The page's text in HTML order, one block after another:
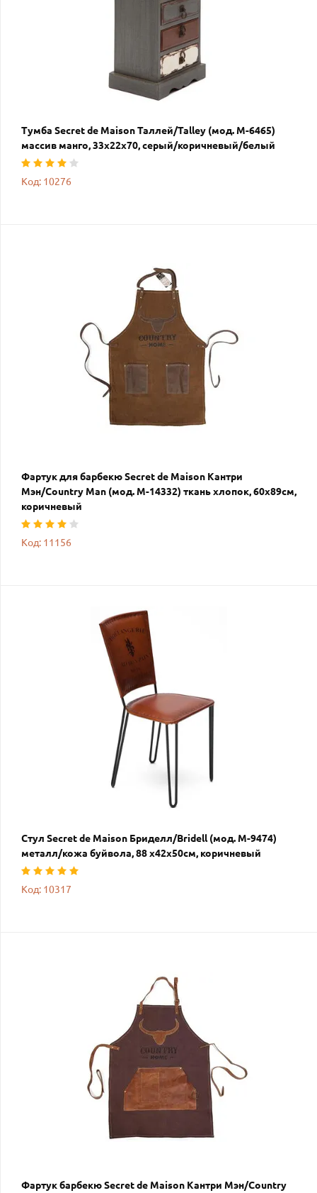
Тумба Secret de Maison Таллей/Talley (мод. M-6465)
массив манго, 33х22х70, серый/коричневый/белый
Код: 10276
Фартук для барбекю Secret de Maison Кантри
Мэн/Country Man (мод. M-14332) ткань хлопок, 60х89см,
коричневый
Код: 11156
Стул Secret de Maison Бриделл/Bridell (мод. M-9474)
металл/кожа буйвола, 88 х42х50см, коричневый
Код: 10317
Фартук барбекю Secret de Maison Кантри Мэн/Country